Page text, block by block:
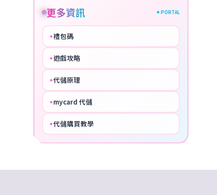
更多資訊 ✦ PORTAL
✦禮包碼
✦遊戲攻略
✦代儲原理
✦mycard 代儲
✦代儲購買教學